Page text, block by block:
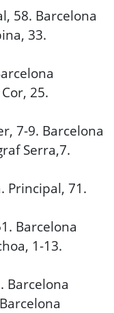
58. Barcelona
33.
25.
7-9. Barcelona
Serra,7.
Principal, 71.
Barcelona
1-13.
Barcelona